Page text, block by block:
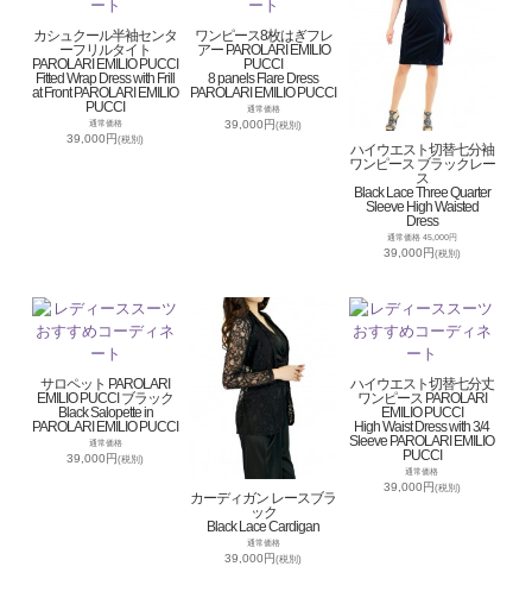
カシュクール半袖センタ
ーフリルタイト
PAROLARI EMILIO PUCCI
Fitted Wrap Dress with Frill
at Front PAROLARI EMILIO
PUCCI
通常価格
39,000円(税別)
ワンピース8枚はぎフレ
アー PAROLARI EMILIO
PUCCI
8 panels Flare Dress
PAROLARI EMILIO PUCCI
通常価格
39,000円(税別)
ハイウエスト切替七分袖
ワンピース ブラックレー
ス
Black Lace Three Quarter
Sleeve High Waisted
Dress
通常価格 45,000円
39,000円(税別)
サロペット PAROLARI
EMILIO PUCCI ブラック
Black Salopette in
PAROLARI EMILIO PUCCI
通常価格
39,000円(税別)
カーディガン レースブラ
ック
Black Lace Cardigan
通常価格
39,000円(税別)
ハイウエスト切替七分丈
ワンピース PAROLARI
EMILIO PUCCI
High Waist Dress with 3/4
Sleeve PAROLARI EMILIO
PUCCI
通常価格
39,000円(税別)